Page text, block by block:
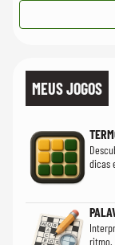
MEUS JOGOS
dicas
ritmo.